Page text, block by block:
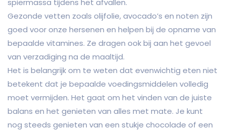
Gezonde vetten zoals olijfolie, avocado’s en noten zijn
goed voor onze hersenen en helpen bij de opname van
bepaalde vitamines. Ze dragen ook bij aan het gevoel
van verzadiging na de maaltijd.
Het is belangrijk om te weten dat evenwichtig eten niet
betekent dat je bepaalde voedingsmiddelen volledig
moet vermijden. Het gaat om het vinden van de juiste
balans en het genieten van alles met mate. Je kunt
nog steeds genieten van een stukje chocolade of een